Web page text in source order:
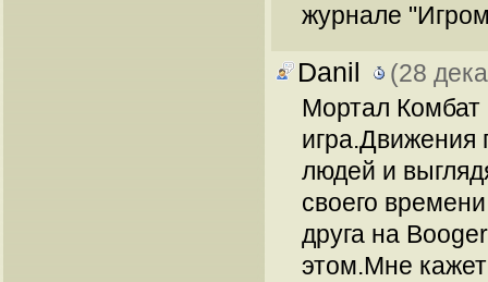
журнале
Danil
(28
Мортал
игра.Движения
людей и
своего
друга на
этом.Мне